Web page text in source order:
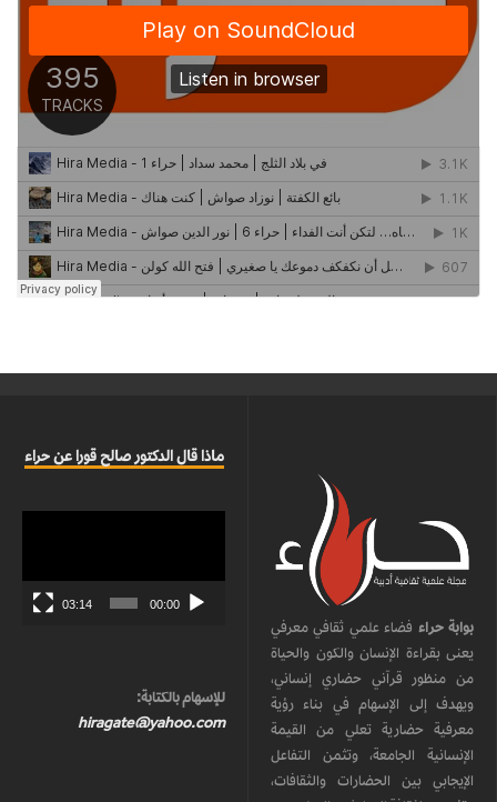
بوابة حراء فضاء علمي ثقافي معرفي
يعنى بقراءة الإنسان والكون والحياة
من منظور قرآني حضاري إنساني،
ويهدف إلى الإسهام في بناء رؤية
معرفية حضارية تعلي من القيمة
الإنسانية الجامعة، وتثمن التفاعل
الإيجابي بين الحضارات والثقافات،
ماذا قال الدكتور صالح قورا عن حراء
00:00
03:14
للإسهام بالكتابة:
hiragate@yahoo.com